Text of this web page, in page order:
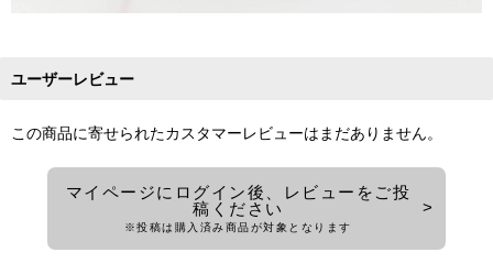
ユーザーレビュー
この商品に寄せられたカスタマーレビューはまだありません。
マイページにログイン後、レビューをご投
稿ください
※投稿は購入済み商品が対象となります